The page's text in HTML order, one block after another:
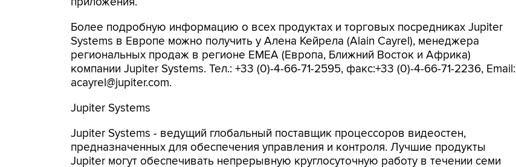
Более подробную информацию о всех продуктах и торговых посредниках Jupiter
Systems в Европе можно получить у Алена Кейрела (Alain Cayrel), менеджера
региональных продаж в регионе EMEA (Европа, Ближний Восток и Африка)
компании Jupiter Systems. Тел.: +33 (0)-4-66-71-2595, факс:+33 (0)-4-66-71-2236, Email:
acayrel@jupiter.com.
Jupiter Systems
Jupiter Systems - ведущий глобальный поставщик процессоров видеостен,
предназначенных для обеспечения управления и контроля. Лучшие продукты
Jupiter могут обеспечивать непрерывную круглосуточную работу в течении семи